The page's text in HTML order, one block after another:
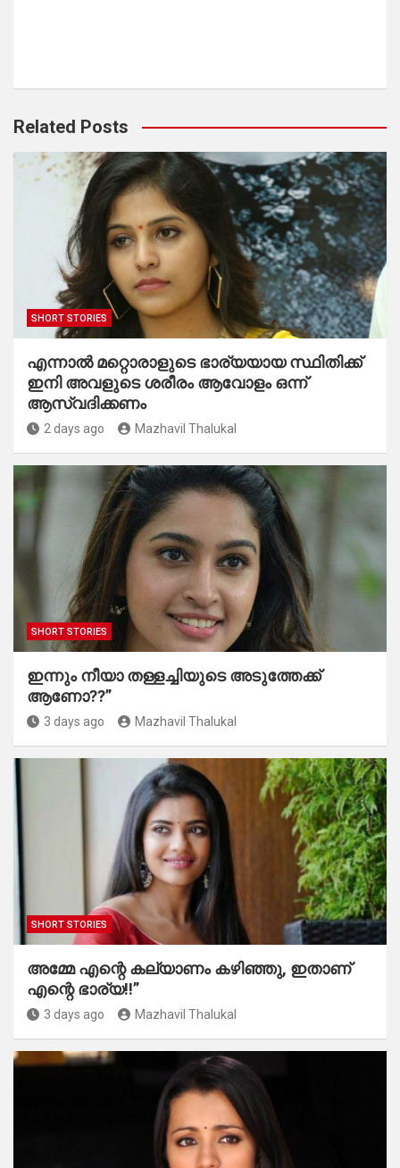
Related Posts
SHORT STORIES
എന്നാൽ മറ്റൊരാളുടെ ഭാര്യയായ സ്ഥിതിക്ക്
ഇനി അവളുടെ ശരീരം ആവോളം ഒന്ന്
ആസ്വദിക്കണം
2 days ago Mazhavil Thalukal
SHORT STORIES
ഇന്നും നീയാ തള്ളച്ചിയുടെ അടുത്തേക്ക്
ആണോ??”
3 days ago Mazhavil Thalukal
SHORT STORIES
അമ്മേ എന്റെ കല്യാണം കഴിഞ്ഞു, ഇതാണ്
എന്റെ ഭാര്യ!!”
3 days ago Mazhavil Thalukal